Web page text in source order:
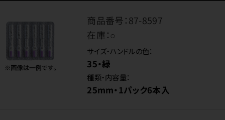
商品番号：87-8597
在庫：○
サイズ・ハンドルの色：
35・緑
種類・内容量：
25mm・1パック6本入